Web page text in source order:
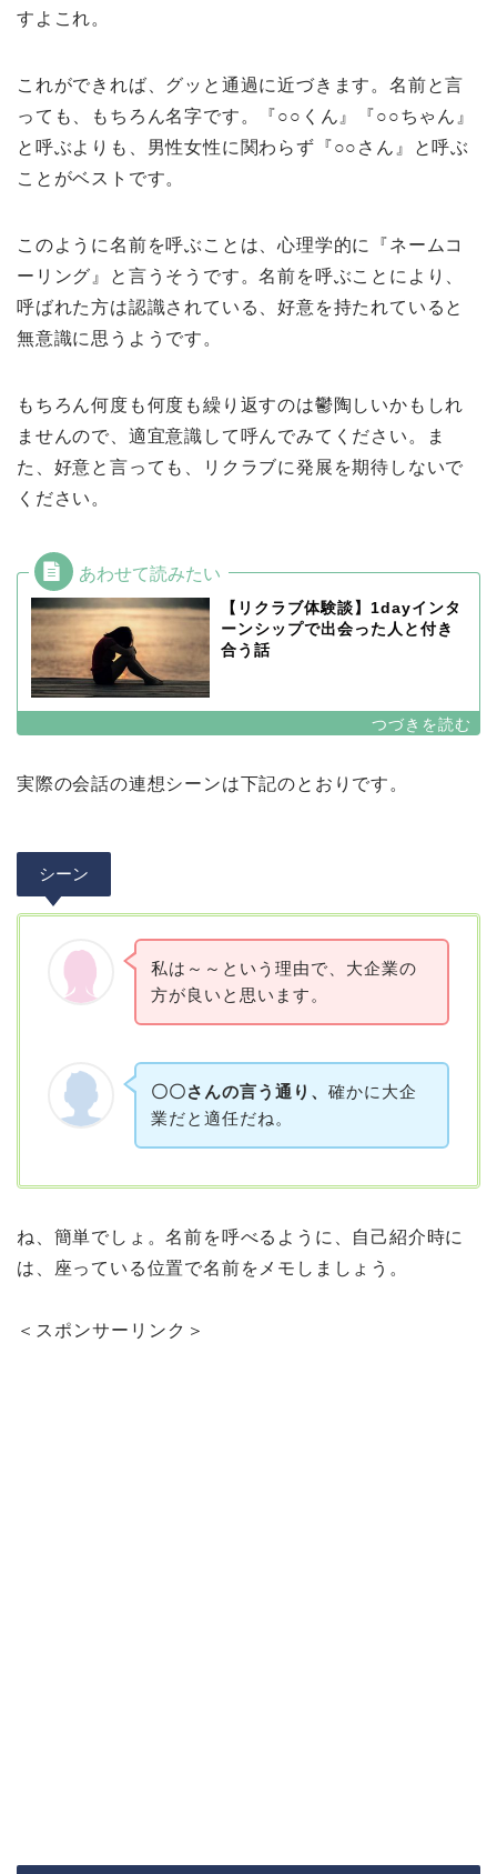
すよこれ。
これができれば、グッと通過に近づきます。名前と言
っても、もちろん名字です。『○○くん』『○○ちゃん』
と呼ぶよりも、男性女性に関わらず『○○さん』と呼ぶ
ことがベストです。
このように名前を呼ぶことは、心理学的に『ネームコ
ーリング』と言うそうです。名前を呼ぶことにより、
呼ばれた方は認識されている、好意を持たれていると
無意識に思うようです。
もちろん何度も何度も繰り返すのは鬱陶しいかもしれ
ませんので、適宜意識して呼んでみてください。ま
た、好意と言っても、リクラブに発展を期待しないで
ください。
【リクラブ体験談】1dayインタ
ーンシップで出会った人と付き
合う話
実際の会話の連想シーンは下記のとおりです。
シーン
私は～～という理由で、大企業の
方が良いと思います。
〇〇さんの言う通り、 確かに大企
業だと適任だね。
ね、簡単でしょ。名前を呼べるように、自己紹介時に
は、座っている位置で名前をメモしましょう。
＜スポンサーリンク＞